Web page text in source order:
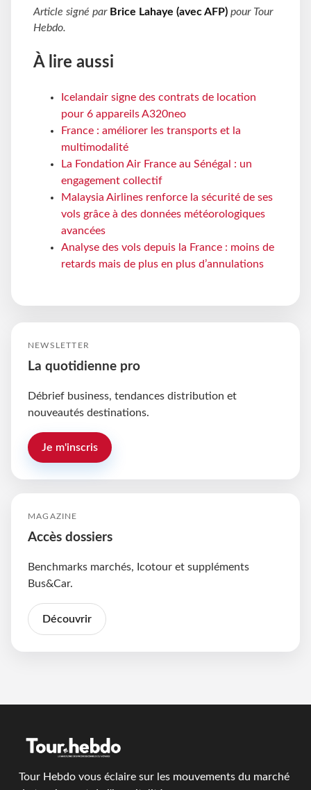
Article signé par Brice Lahaye (avec AFP) pour Tour
Hebdo.
À lire aussi
Icelandair signe des contrats de location
pour 6 appareils A320neo
France : améliorer les transports et la
multimodalité
La Fondation Air France au Sénégal : un
engagement collectif
Malaysia Airlines renforce la sécurité de ses
vols grâce à des données météorologiques
avancées
Analyse des vols depuis la France : moins de
retards mais de plus en plus d’annulations
NEWSLETTER
La quotidienne pro
Débrief business, tendances distribution et
nouveautés destinations.
Je m'inscris
MAGAZINE
Accès dossiers
Benchmarks marchés, Icotour et suppléments
Bus&Car.
Découvrir
Tour Hebdo vous éclaire sur les mouvements du marché